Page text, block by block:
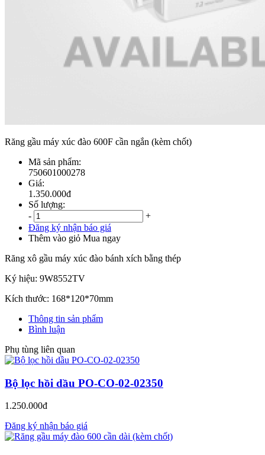
Răng gầu máy xúc đào 600F cần ngắn (kèm chốt)
Mã sản phẩm:
750601000278
Giá:
1.350.000đ
Số lượng:
-
+
Đăng ký nhận báo giá
Thêm vào giỏ Mua ngay
Răng xô gầu máy xúc đào bánh xích bằng thép
Ký hiệu: 9W8552TV
Kích thước: 168*120*70mm
Thông tin sản phẩm
Bình luận
Phụ tùng liên quan
Bộ lọc hồi dầu PO-CO-02-02350
1.250.000đ
Đăng ký nhận báo giá